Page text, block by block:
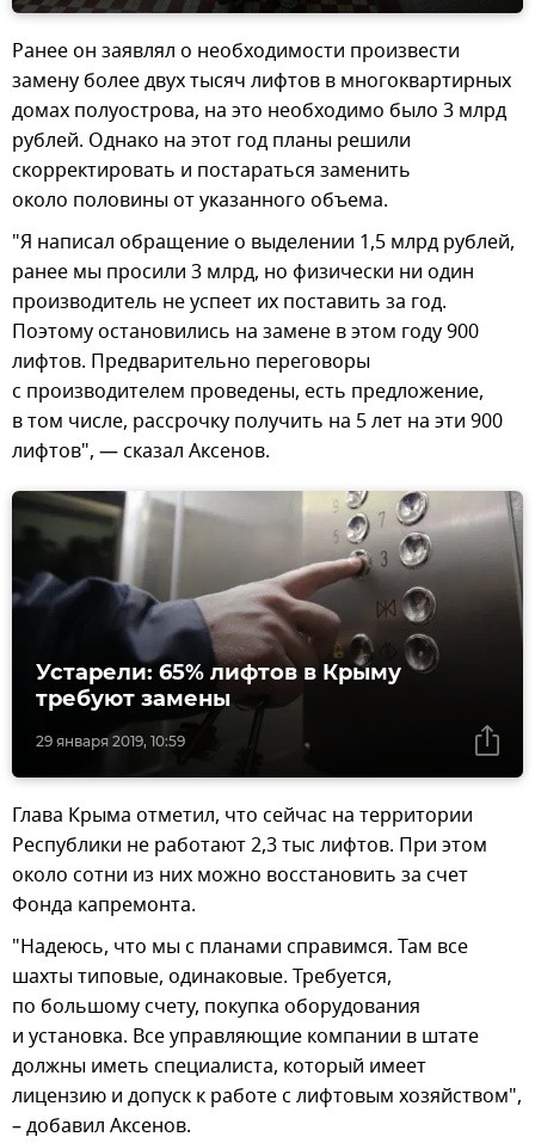
Ранее он заявлял о необходимости произвести
замену более двух тысяч лифтов в многоквартирных
домах полуострова, на это необходимо было 3 млрд
рублей. Однако на этот год планы решили
скорректировать и постараться заменить
около половины от указанного объема.
"Я написал обращение о выделении 1,5 млрд рублей,
ранее мы просили 3 млрд, но физически ни один
производитель не успеет их поставить за год.
Поэтому остановились на замене в этом году 900
лифтов. Предварительно переговоры
с производителем проведены, есть предложение,
в том числе, рассрочку получить на 5 лет на эти 900
лифтов", — сказал Аксенов.
29 января 2019, 10:59
Устарели: 65% лифтов в Крыму
требуют замены
Глава Крыма отметил, что сейчас на территории
Республики не работают 2,3 тыс лифтов. При этом
около сотни из них можно восстановить за счет
Фонда капремонта.
"Надеюсь, что мы с планами справимся. Там все
шахты типовые, одинаковые. Требуется,
по большому счету, покупка оборудования
и установка. Все управляющие компании в штате
должны иметь специалиста, который имеет
лицензию и допуск к работе с лифтовым хозяйством",
– добавил Аксенов.